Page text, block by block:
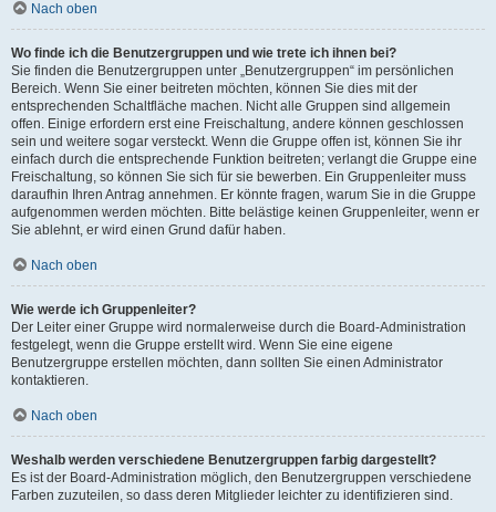
Nach oben
Wo finde ich die Benutzergruppen und wie trete ich ihnen bei?
Sie finden die Benutzergruppen unter „Benutzergruppen“ im persönlichen
Bereich. Wenn Sie einer beitreten möchten, können Sie dies mit der
entsprechenden Schaltfläche machen. Nicht alle Gruppen sind allgemein
offen. Einige erfordern erst eine Freischaltung, andere können geschlossen
sein und weitere sogar versteckt. Wenn die Gruppe offen ist, können Sie ihr
einfach durch die entsprechende Funktion beitreten; verlangt die Gruppe eine
Freischaltung, so können Sie sich für sie bewerben. Ein Gruppenleiter muss
daraufhin Ihren Antrag annehmen. Er könnte fragen, warum Sie in die Gruppe
aufgenommen werden möchten. Bitte belästige keinen Gruppenleiter, wenn er
Sie ablehnt, er wird einen Grund dafür haben.
Nach oben
Wie werde ich Gruppenleiter?
Der Leiter einer Gruppe wird normalerweise durch die Board-Administration
festgelegt, wenn die Gruppe erstellt wird. Wenn Sie eine eigene
Benutzergruppe erstellen möchten, dann sollten Sie einen Administrator
kontaktieren.
Nach oben
Weshalb werden verschiedene Benutzergruppen farbig dargestellt?
Es ist der Board-Administration möglich, den Benutzergruppen verschiedene
Farben zuzuteilen, so dass deren Mitglieder leichter zu identifizieren sind.